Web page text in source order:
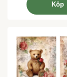
Köp